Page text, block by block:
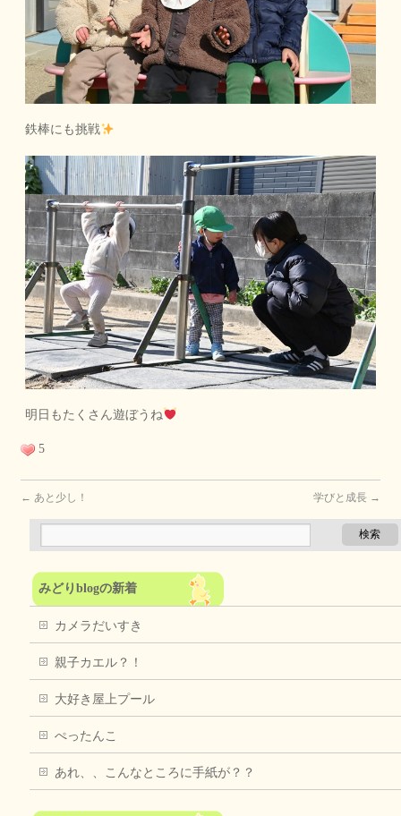
鉄棒にも挑戦
明日もたくさん遊ぼうね
5
← あと少し！ 学びと成長 →
みどりblogの新着
カメラだいすき
親子カエル？！
大好き屋上プール
ぺったんこ
あれ、、こんなところに手紙が？？